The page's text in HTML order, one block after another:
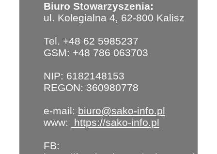
Biuro Stowarzyszenia:
ul. Kolegialna 4, 62-800 Kalisz
Tel. +48 62 5985237
GSM: +48 786 063703
NIP: 6182148153
REGON: 360980778
e-mail: biuro@sako-info.pl
www:
https://sako-info.pl
FB: